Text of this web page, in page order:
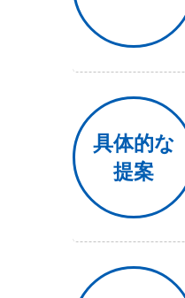
具体的な
提案